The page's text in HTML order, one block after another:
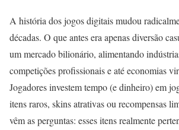
A história dos jogos digitais mudou
décadas. O que antes era apenas diversão
um mercado bilionário, alimentando
competições profissionais e até economias
Jogadores investem tempo (e dinheiro) em
itens raros, skins atrativas ou recompensas
vêm as perguntas: esses itens realmente